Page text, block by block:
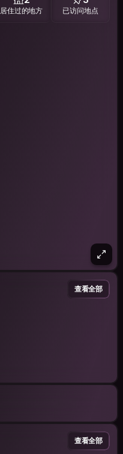
居住过的地方 已访问地点
查看全部
查看全部